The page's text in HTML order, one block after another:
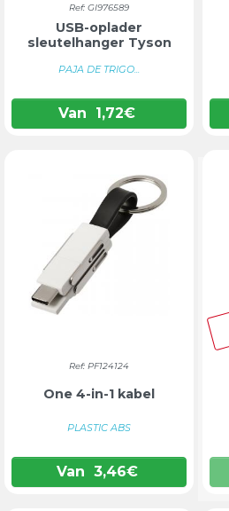
Ref: GI976589
USB-oplader
sleutelhanger Tyson
PAJA DE TRIGO...
Van 1,72€
Ref: PF124124
One 4-in-1 kabel
PLASTIC ABS
Van 3,46€